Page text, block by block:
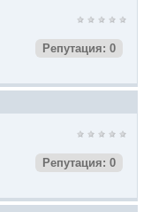
Репутация: 0
Репутация: 0